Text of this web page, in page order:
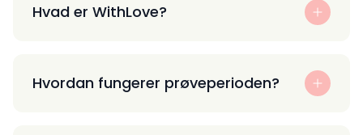
Hvad er WithLove?
Hvordan fungerer prøveperioden?